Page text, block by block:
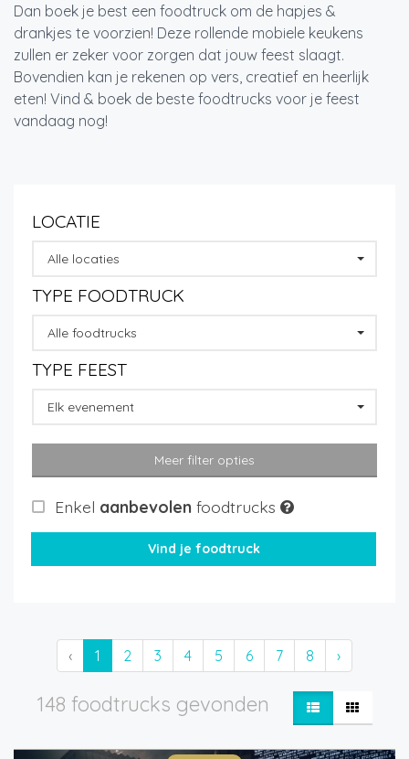
Dan boek je best een foodtruck om de hapjes &
drankjes te voorzien! Deze rollende mobiele keukens
zullen er zeker voor zorgen dat jouw feest slaagt.
Bovendien kan je rekenen op vers, creatief en heerlijk
eten! Vind & boek de beste foodtrucks voor je feest
vandaag nog!
LOCATIE
Alle locaties
TYPE FOODTRUCK
Alle foodtrucks
TYPE FEEST
Elk evenement
Meer filter opties
Enkel aanbevolen foodtrucks
‹ 1 2 3 4 5 6 7 8 ›
148 foodtrucks gevonden